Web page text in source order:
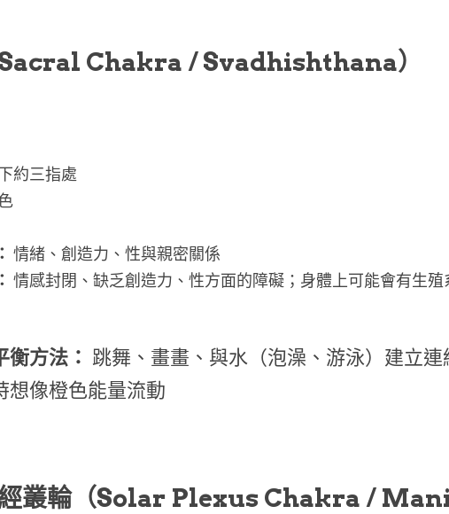
Sacral Chakra / Svadhishthana）
約三指處
情緒、創造力、性與親密關係
情感封閉、缺乏創造力、性方面的障礙；身體上可能會有生
衡方法： 跳舞、畫畫、與水（泡澡、游泳）建立連
想像橙色能量流動
經叢輪（Solar Plexus Chakra /